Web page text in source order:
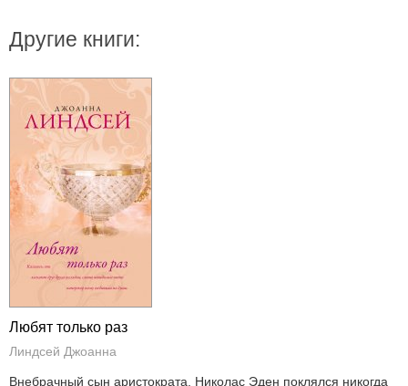
Другие книги:
Любят только раз
Линдсей Джоанна
Внебрачный сын аристократа, Николас Эден поклялся никогда